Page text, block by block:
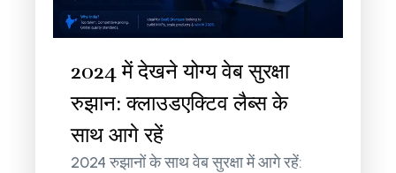
2024 में देखने योग्य वेब सुरक्षा
रुझान: क्लाउडएक्टिव लैब्स के
साथ आगे रहें
2024 रुझानों के साथ वेब सुरक्षा में आगे रहें: